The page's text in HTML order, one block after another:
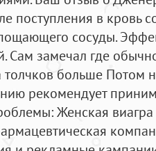
поступления в кровь
сосуды.
Сам замечал где
толчков больше Потом
рекомендует
Женская